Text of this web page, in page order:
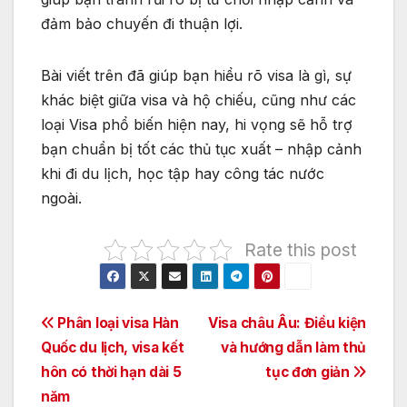
đảm bảo chuyến đi thuận lợi.
Bài viết trên đã giúp bạn hiểu rõ visa là gì, sự
khác biệt giữa visa và hộ chiếu, cũng như các
loại Visa phổ biến hiện nay, hi vọng sẽ hỗ trợ
bạn chuẩn bị tốt các thủ tục xuất – nhập cảnh
khi đi du lịch, học tập hay công tác nước
ngoài.
Rate this post
Điều
hướng
Visa châu Âu: Điều kiện
và hướng dẫn làm thủ
tục đơn giản
Phân loại visa Hàn
Quốc du lịch, visa kết
hôn có thời hạn dài 5
năm